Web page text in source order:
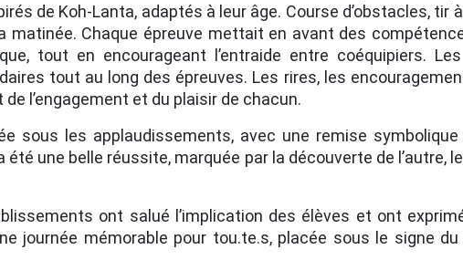
de Koh-Lanta, adaptés à leur âge. Course d’obstacles, tir à
Chaque épreuve mettait en avant des
tout en encourageant l’entraide entre coéquipiers.
tout au long des épreuves. Les rires, les
l’engagement et du plaisir de chacun.
sous les applaudissements, avec une remise
une belle réussite, marquée par la découverte de l’autre,
ont salué l’implication des élèves et ont
journée mémorable pour tou.te.s, placée sous le signe